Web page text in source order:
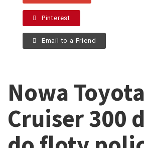
Pinterest
Email to a Friend
Nowa
Cruiser 300